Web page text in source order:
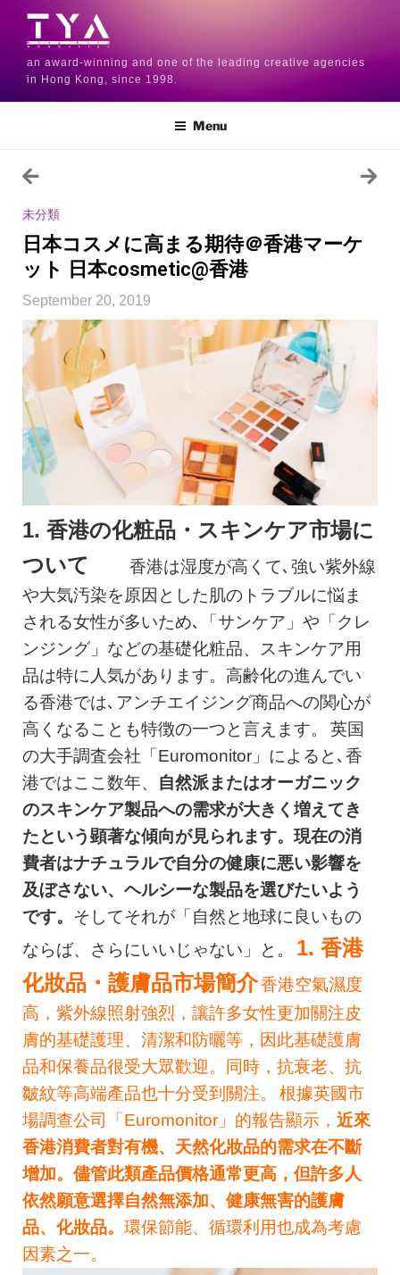
an award-winning and one of the leading creative agencies
in Hong Kong, since 1998.
Menu
未分類
日本コスメに高まる期待＠香港マーケ
ット 日本cosmetic@香港
September 20, 2019
1. 香港の化粧品・スキンケア市場に
ついて
香港は湿度が高くて､強い紫外線
や大気汚染を原因とした肌のトラブルに悩ま
される女性が多いため､「サンケア」や「クレ
ンジング」などの基礎化粧品、スキンケア用
品は特に人気があります。高齢化の進んでい
る香港では､アンチエイジング商品への関心が
高くなることも特徴の一つと言えます。
英国
の大手調査会社「Euromonitor」によると､香
港ではここ数年、 自然派またはオーガニック
のスキンケア製品への需求が大きく増えてき
たという顕著な傾向が見られます。現在の消
費者はナチュラルで自分の健康に悪い影響を
及ぼさない、ヘルシーな製品を選びたいよう
です。 そしてそれが「自然と地球に良いもの
ならば、さらにいいじゃない」と。
1. 香港
化妝品 ・護膚品市場簡介香港空氣濕度
高，紫外線照射強烈，讓許多女性更加關注皮
膚的基礎護理、清潔和防曬等，因此基礎護膚
品和保養品很受大眾歡迎。同時，抗衰老、抗
皺紋等高端產品也十分受到關注。
根據英國市
場調查公司「Euromonitor」的報告顯示， 近來
香港消費者對有機、天然化妝品的需求在不斷
增加。儘管此類產品價格通常更高，但許多人
依然願意選擇自然無添加、健康無害的護膚
品、化妝品。 環保節能、循環利用也成為考慮
因素之一。